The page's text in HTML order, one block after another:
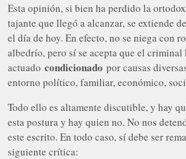
Esta opinión, si bien ha perdido la
tajante que llegó a alcanzar, se extiende
el día de hoy. En efecto, no se niega con
albedrío, pero sí se acepta que el criminal
actuadocondicionado por causas
entorno político, familiar, económico,
Todo ello es altamente discutible, y hay
esta postura y hay quien no. No nos
este escrito. En todo caso, sí debe ser
siguiente crítica: